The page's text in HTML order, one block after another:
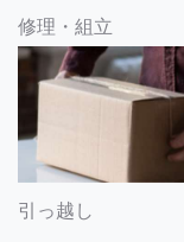
修理・組立
引っ越し